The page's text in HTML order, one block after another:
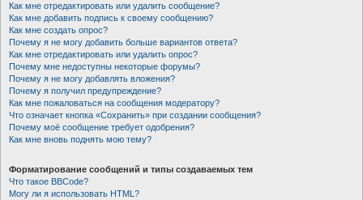
Как мне отредактировать или удалить сообщение?
Как мне добавить подпись к своему сообщению?
Как мне создать опрос?
Почему я не могу добавить больше вариантов ответа?
Как мне отредактировать или удалить опрос?
Почему мне недоступны некоторые форумы?
Почему я не могу добавлять вложения?
Почему я получил предупреждение?
Как мне пожаловаться на сообщения модератору?
Что означает кнопка «Сохранить» при создании сообщения?
Почему моё сообщение требует одобрения?
Как мне вновь поднять мою тему?
Форматирование сообщений и типы создаваемых тем
Что такое BBCode?
Могу ли я использовать HTML?